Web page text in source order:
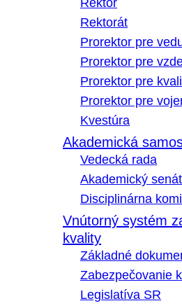
Rektor
Rektorát
Prorektor pre
Prorektor pre
Prorektor pre
Prorektor pre
Kvestúra
Akademická
Vedecká rada
Akademický senát
Disciplinárna
Vnútorný systém
kvality
Základné
Zabezpečovanie
Legislatíva SR